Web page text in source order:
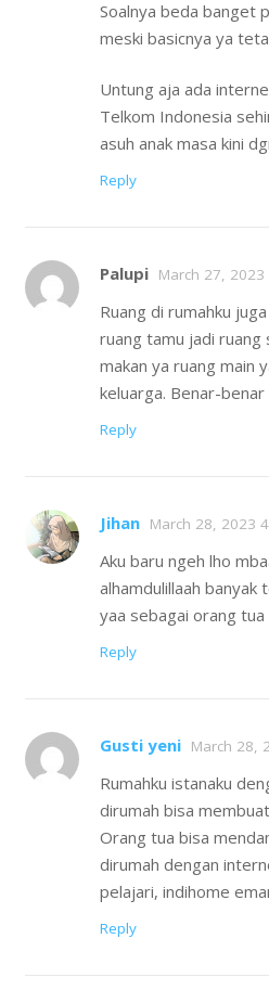
Soalnya beda banget
meski basicnya ya
Untung aja ada
Telkom Indonesia
asuh anak masa kini
Reply
Palupi March 27,
Ruang di rumahku
ruang tamu jadi ruang
makan ya ruang main
keluarga. Benar-
Reply
Jihan March 28, 2023
Aku baru ngeh lho
alhamdulillaah
yaa sebagai orang
Reply
Gusti yeni March 28,
Rumahku istanaku
dirumah bisa
Orang tua bisa
dirumah dengan
pelajari, indihome
Reply